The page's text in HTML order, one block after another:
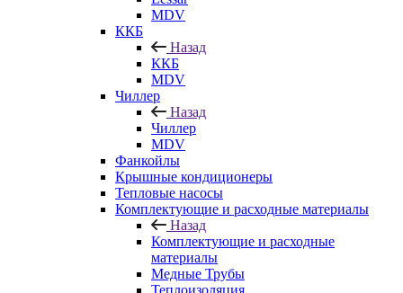
MDV
ККБ
Назад
ККБ
MDV
Чиллер
Назад
Чиллер
MDV
Фанкойлы
Крышные кондиционеры
Тепловые насосы
Комплектующие и расходные материалы
Назад
Комплектующие и расходные
материалы
Медные Трубы
Теплоизоляция